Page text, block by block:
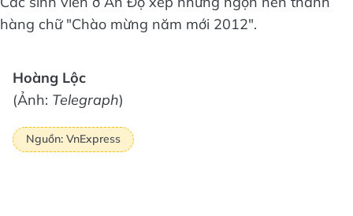
hàng chữ "Chào mừng năm mới 2012".
Hoàng Lộc
(Ảnh: Telegraph)
Nguồn: VnExpress